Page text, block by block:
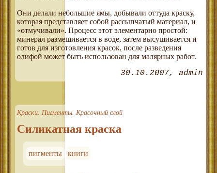
Они делали небольшие ямы, добывали оттуда краску,
которая представляет собой рассыпчатый материал, и
«отмучивали». Процесс этот элементарно простой:
минерал размешивается в воде, затем высушивается и
готов для изготовления красок, после разведения
олифой может быть использован для малярных работ.
30.10.2007 admin
Краски. Пигменты. Красочный слой
Силикатная краска
пигменты книги